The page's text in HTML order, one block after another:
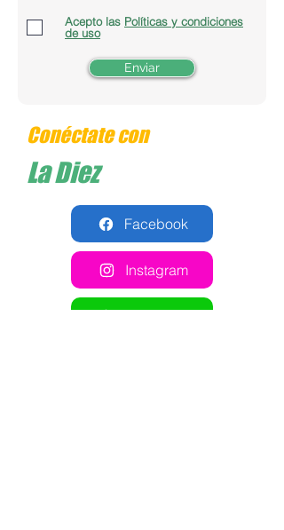
Acepto las Políticas y condiciones
de uso
Enviar
Conéctate con
La Diez
Facebook
Instagram